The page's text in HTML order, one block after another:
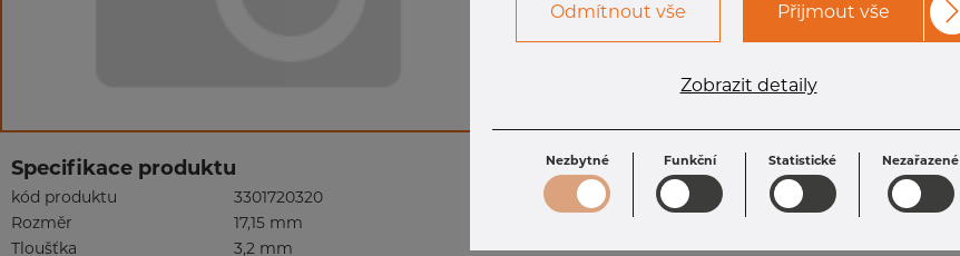
Specifikace produktu
kód produktu
3301720320
Rozměr
17,15 mm
Tloušťka
3,2 mm
Odmítnout vše Přijmout vše
Zobrazit detaily
Nezbytné Funkční Statistické Nezařazené